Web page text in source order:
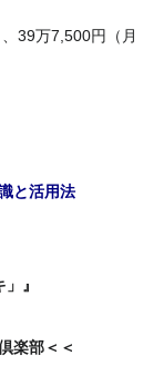
39万7,500円（月
と活用法
』
楽部＜＜